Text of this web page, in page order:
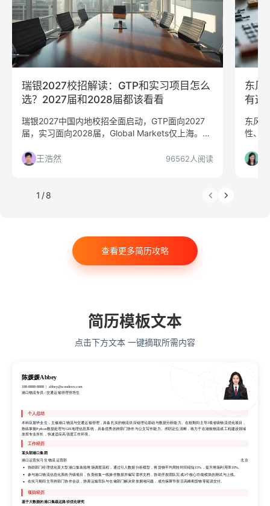
C#工程师
网络安全 数据分析
嵌入式
市场/营销
采购贸易 商务拓展 外贸
销售
文案/策划
SEO/SEM 新媒体
清华大学
北京大学
复旦大学 上海交通大学
武汉大学
中山大学 中国人民大学
对外经贸大学
香港大学
四川大学 南开大学
南京大学
吉林大学
中南大学 深圳大学
暨南大学
金融
文化/传媒
房地产
仓储/物流
艺术与设计 电子信息工程
瑞银2027校招解读：GTP和实习项目怎么
选？2027届和2028届都该看看
瑞银2027中国内地校招全面启动，GTP面向2027
届，实习面向2028届，Global Markets仅上海。本
策略，帮你判断是否值得投递。
王浩然 96562人阅读
东风
有这
东风
性、
1 /8
查看更多简历攻略
简历模板文本
点击下方文本 一键摘取所需内容
陈媛媛Abbey
188-8888-8888
abbey@wondercv.com
港口物流专员 / 交通运输管理管培生
个人总结
本科应届毕业生，主修港口物流与交通运输管理，具备扎实的物流供应链理论基础与数据分析能力。在校期间主导3项省级物流优化项目，
熟练掌握Python数据处理与GIS地理信息系统，具备优秀的跨部门协作与公文写作能力。求职定位清晰，致力于在港航物流或工程建设领域
发挥专业所长，快速适应高强度工作环境。
工作经历
某头部港口集团
港口运营实习生 物流运营部
北京
协助部门经理优化某大型港口集装箱堆场调度流程，通过引入数据分析模型，将货物平均周转时间缩短15%，提升堆场利用率10%。
参与港口物流信息化系统升级项目，负责收集一线操作数据并编写需求文档，协助开发团队完成3个核心功能模块的测试与上线。
在实习期间主导跨部门协作会议，协调运输车队与仓储部门解决突发拥堵问题，成功保障节假日高峰期货物零延误交付。
项目经历
基于大数据的港口集疏运路径优化研究
港口物流专员 / 交通运输管理管培生
个人总结
本科应届毕业生，主修港口物流与交通运输管理，具备扎实的物流供应链理论基础与数据分析能力。在校期间主导3项省级物流优化项目，
熟练掌握Python数据处理与GIS地理信息系统，具备优秀的跨部门协作与公文写作能力。求职定位清晰，致力于在港航物流或工程建设领域
发挥专业所长，快速适应高强度工作环境。
工作经历
某头部港口集团
港口运营实习生 物流运营部
参与港口物流信息化系统升级项目，负责收集一线操作数据并编写需求文档，协助开发团队完成3个核心功能模块的测试与上线。
在实习期间主导跨部门协作会议，协调运输车队与仓储部门解决突发拥堵问题，成功保障节假日高峰期货物零延误交付。